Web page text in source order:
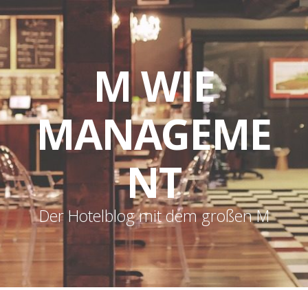
M WIE
MANAGEME
NT
Der Hotelblog mit dem großen M